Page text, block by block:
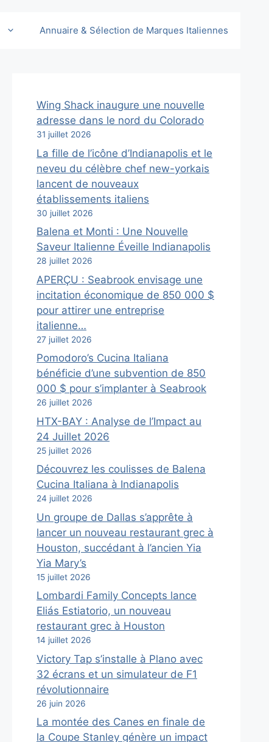
Annuaire & Sélection de Marques Italiennes
Wing Shack inaugure une nouvelle
adresse dans le nord du Colorado
31 juillet 2026
La fille de l’icône d’Indianapolis et le
neveu du célèbre chef new-yorkais
lancent de nouveaux
établissements italiens
30 juillet 2026
Balena et Monti : Une Nouvelle
Saveur Italienne Éveille Indianapolis
28 juillet 2026
APERÇU : Seabrook envisage une
incitation économique de 850 000 $
pour attirer une entreprise
italienne…
27 juillet 2026
Pomodoro’s Cucina Italiana
bénéficie d’une subvention de 850
000 $ pour s’implanter à Seabrook
26 juillet 2026
HTX-BAY : Analyse de l’Impact au
24 Juillet 2026
25 juillet 2026
Découvrez les coulisses de Balena
Cucina Italiana à Indianapolis
24 juillet 2026
Un groupe de Dallas s’apprête à
lancer un nouveau restaurant grec à
Houston, succédant à l’ancien Yia
Yia Mary’s
15 juillet 2026
Lombardi Family Concepts lance
Eliás Estiatorio, un nouveau
restaurant grec à Houston
14 juillet 2026
Victory Tap s’installe à Plano avec
32 écrans et un simulateur de F1
révolutionnaire
26 juin 2026
La montée des Canes en finale de
la Coupe Stanley génère un impact